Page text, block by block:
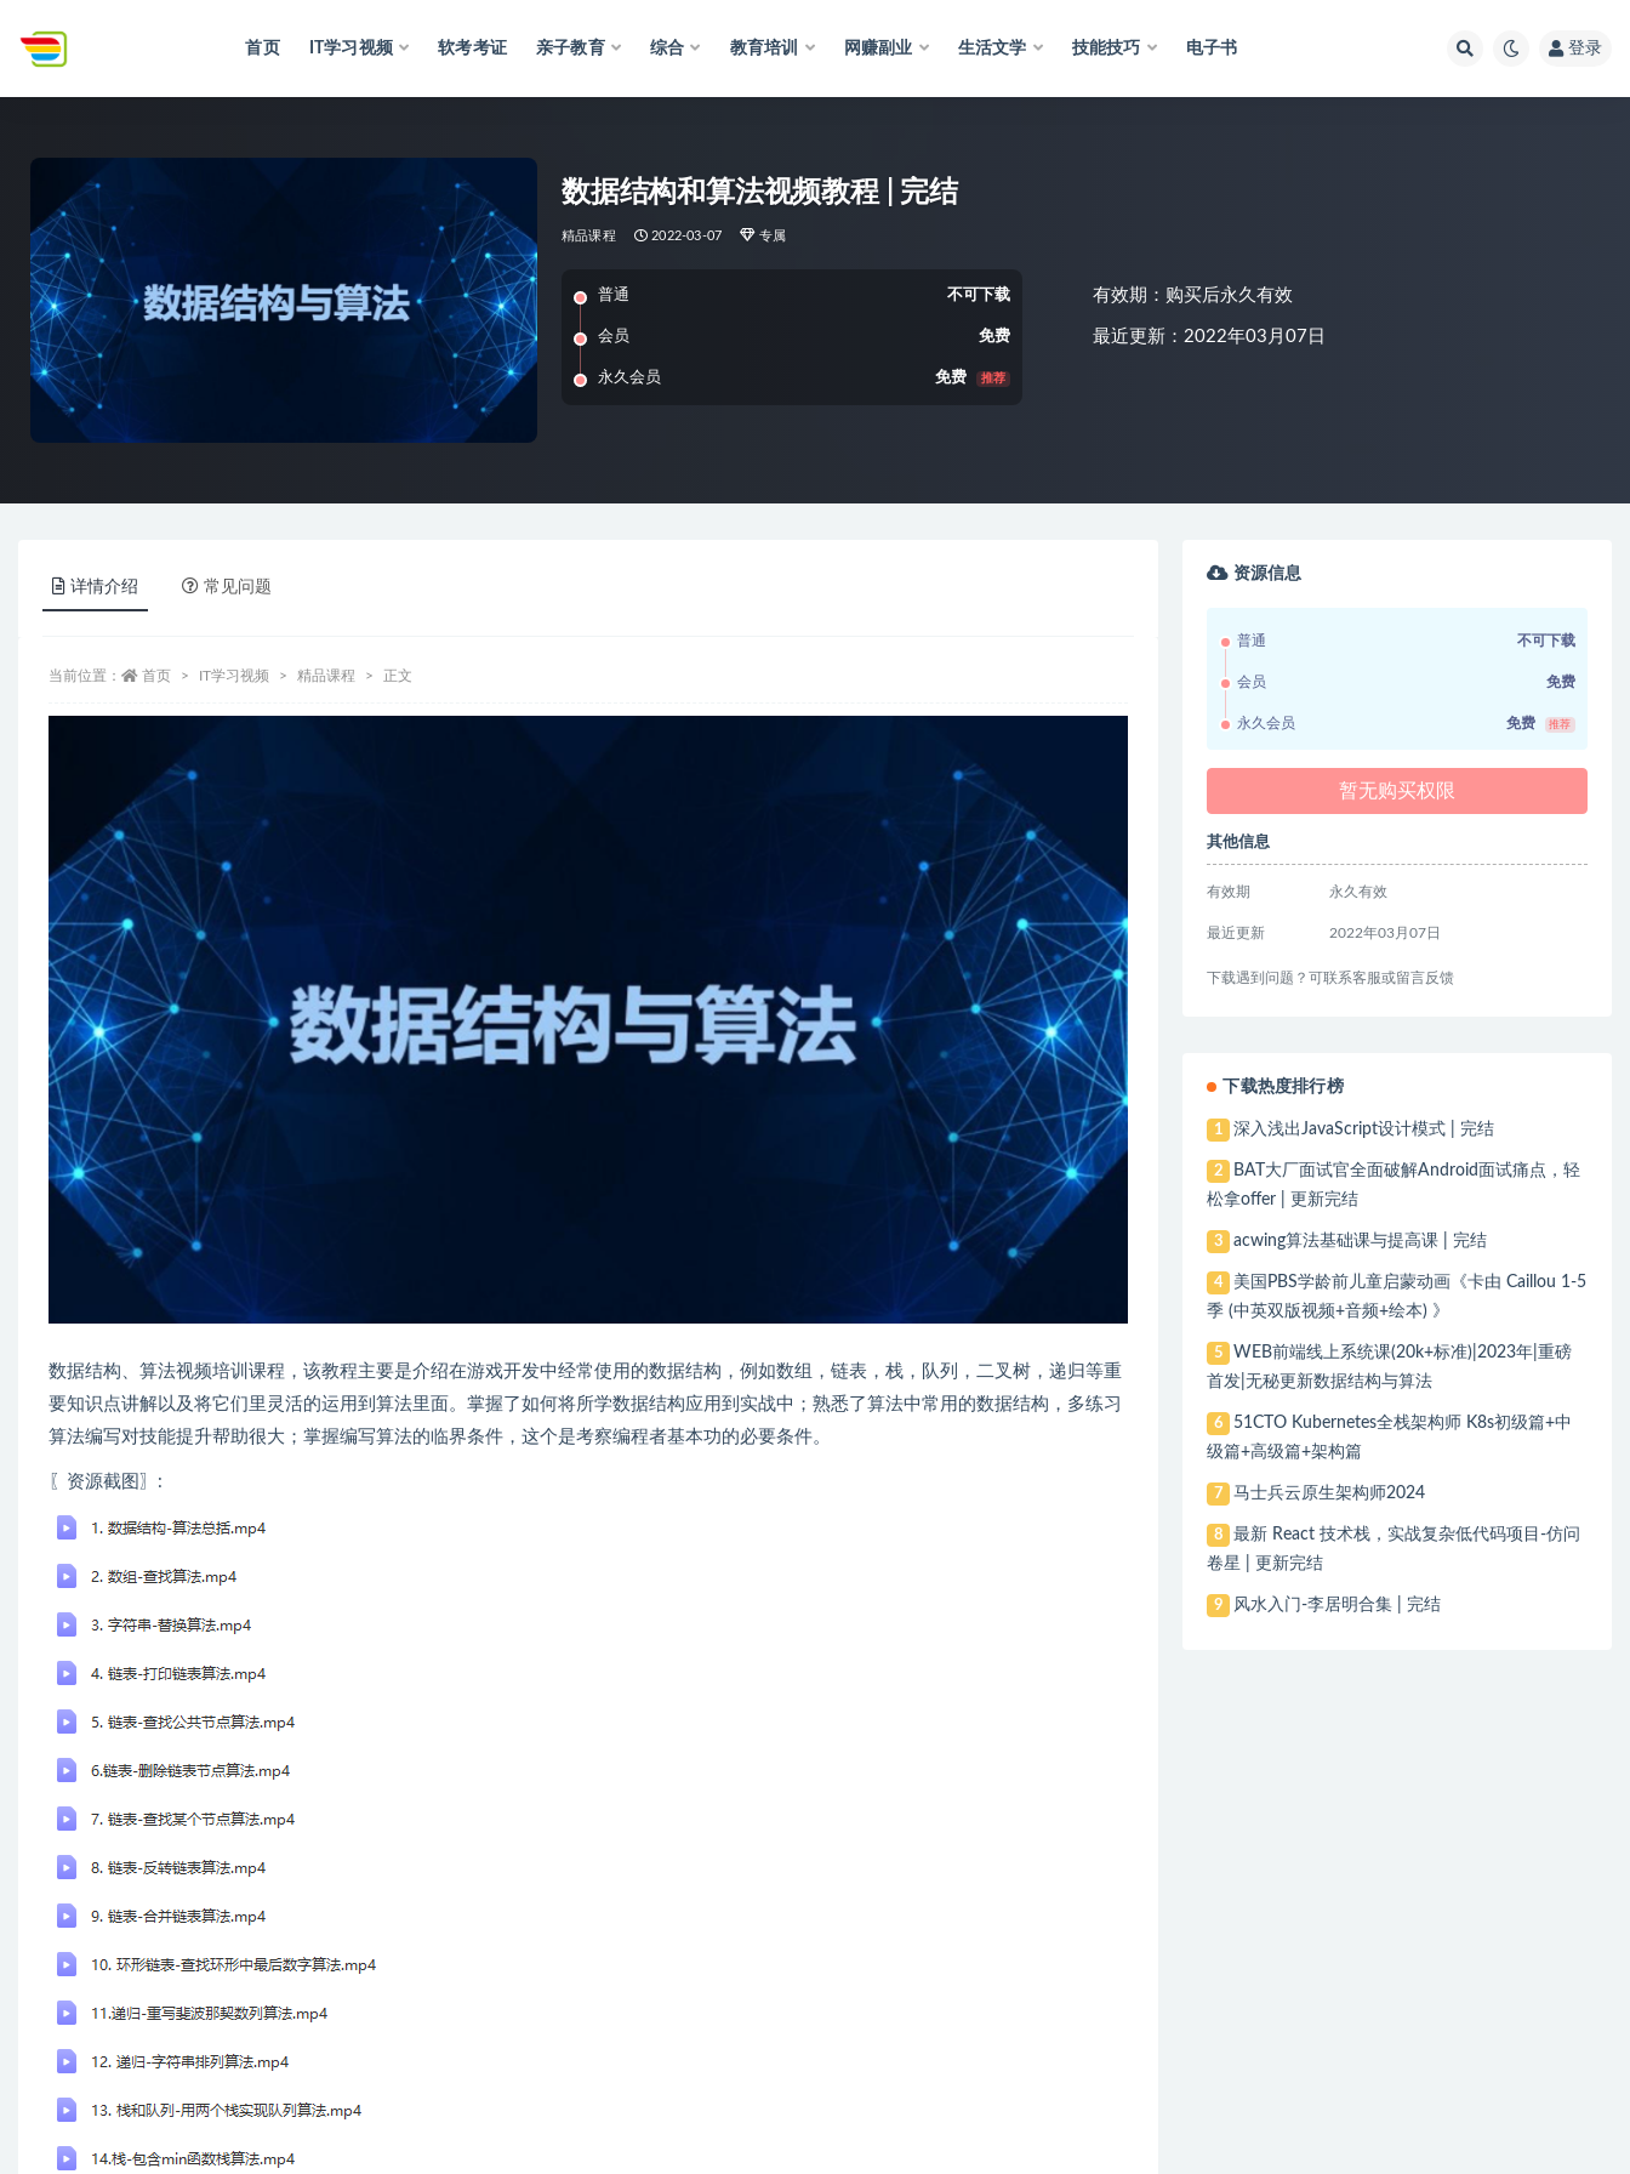
首页 IT学习视频 软考考证 亲子教育 综合 教育培训 网赚副业 生活文学 技能技巧 电子书 登录
数据结构和算法视频教程 | 完结
精品课程 2022-03-07 专属
普通 不可下载
会员 免费
永久会员 免费 推荐
有效期：购买后永久有效
最近更新：2022年03月07日
详情介绍 常见问题
当前位置： 首页 IT学习视频 精品课程 正文
数据结构、算法视频培训课程，该教程主要是介绍在游戏开发中经常使用的数据结构，例如数组，链表，栈，队列，二叉树，递归等重
要知识点讲解以及将它们里灵活的运用到算法里面。掌握了如何将所学数据结构应用到实战中；熟悉了算法中常用的数据结构，多练习
算法编写对技能提升帮助很大；掌握编写算法的临界条件，这个是考察编程者基本功的必要条件。
〖资源截图〗 :
资源信息
普通 不可下载
会员 免费
永久会员 免费 推荐
暂无购买权限
其他信息
有效期 永久有效
最近更新 2022年03月07日
下载遇到问题？可联系客服或留言反馈
下载热度排行榜
1 深入浅出JavaScript设计模式 | 完结
2
BAT大厂面试官全面破解Android面试痛点，轻
松拿offer | 更新完结
3 acwing算法基础课与提高课 | 完结
4
美国PBS学龄前儿童启蒙动画《卡由 Caillou 1-5
季 (中英双版视频+音频+绘本) 》
5
WEB前端线上系统课(20k+标准)|2023年|重磅
首发|无秘更新数据结构与算法
6
51CTO Kubernetes全栈架构师 K8s初级篇+中
级篇+高级篇+架构篇
7 马士兵云原生架构师2024
8
最新 React 技术栈，实战复杂低代码项目-仿问
卷星 | 更新完结
9 风水入门-李居明合集 | 完结